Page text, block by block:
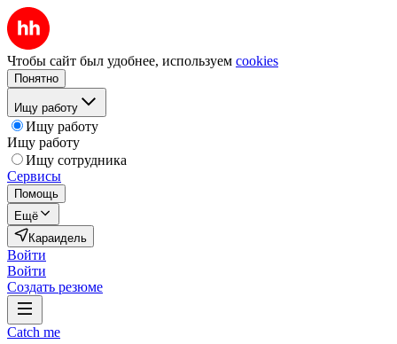
Чтобы сайт был удобнее, используем cookies
Понятно
Ищу работу
Ищу работу
Ищу работу
Ищу сотрудника
Сервисы
Помощь
Ещё
Караидель
Войти
Войти
Создать резюме
Catch me